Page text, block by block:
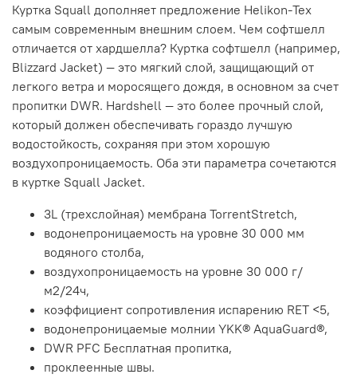
Куртка Squall дополняет предложение Helikon-Tex
самым современным внешним слоем. Чем софтшелл
отличается от хардшелла? Куртка софтшелл (например,
Blizzard Jacket) — это мягкий слой, защищающий от
легкого ветра и моросящего дождя, в основном за счет
пропитки DWR. Hardshell — это более прочный слой,
который должен обеспечивать гораздо лучшую
водостойкость, сохраняя при этом хорошую
воздухопроницаемость. Оба эти параметра сочетаются
в куртке Squall Jacket.
3L (трехслойная) мембрана TorrentStretch,
водонепроницаемость на уровне 30 000 мм
водяного столба,
воздухопроницаемость на уровне 30 000 г/
м2/24ч,
коэффициент сопротивления испарению RET <5,
водонепроницаемые молнии YKK® AquaGuard®,
DWR PFC Бесплатная пропитка,
проклеенные швы.